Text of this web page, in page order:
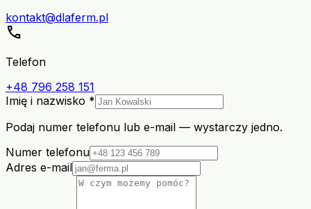
kontakt@dlaferm.pl
call
Telefon
+48 796 258 151
Imię i nazwisko *
Podaj numer telefonu lub e-mail — wystarczy jedno.
Numer telefonu
Adres e-mail